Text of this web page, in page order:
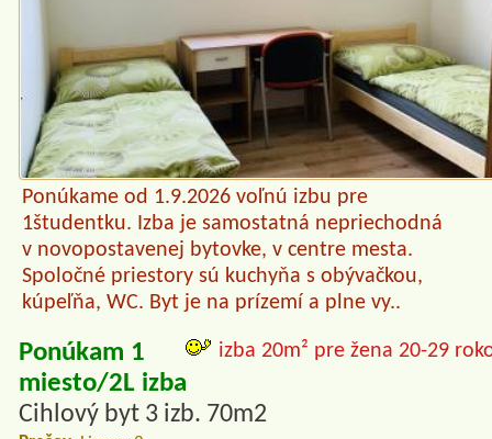
Ponúkame od 1.9.2026 voľnú izbu pre
1študentku. Izba je samostatná nepriechodná
v novopostavenej bytovke, v centre mesta.
Spoločné priestory sú kuchyňa s obývačkou,
kúpeľňa, WC. Byt je na prízemí a plne vy..
izba 20m² pre žena 20-29
Ponúkam 1
miesto/2L izba
Cihlový byt 3 izb. 70m2